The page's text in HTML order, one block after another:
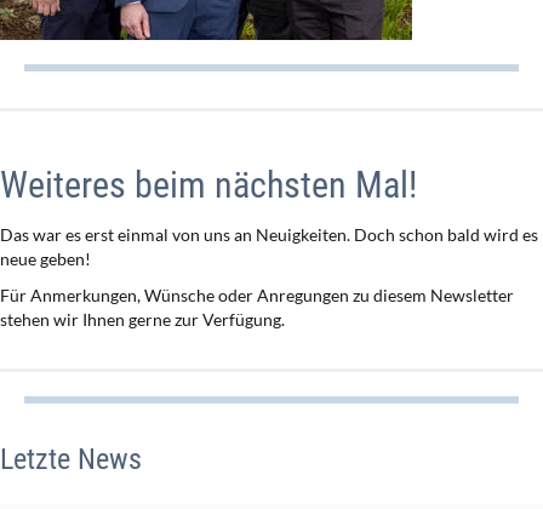
Weiteres beim nächsten Mal!
Das war es erst einmal von uns an Neuigkeiten. Doch schon bald wird es
neue geben!
Für Anmerkungen, Wünsche oder Anregungen zu diesem Newsletter
stehen wir Ihnen gerne zur Verfügung.
Letzte News